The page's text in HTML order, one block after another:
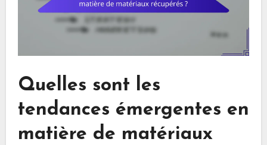
Quelles sont les
tendances émergentes en
matière de matériaux